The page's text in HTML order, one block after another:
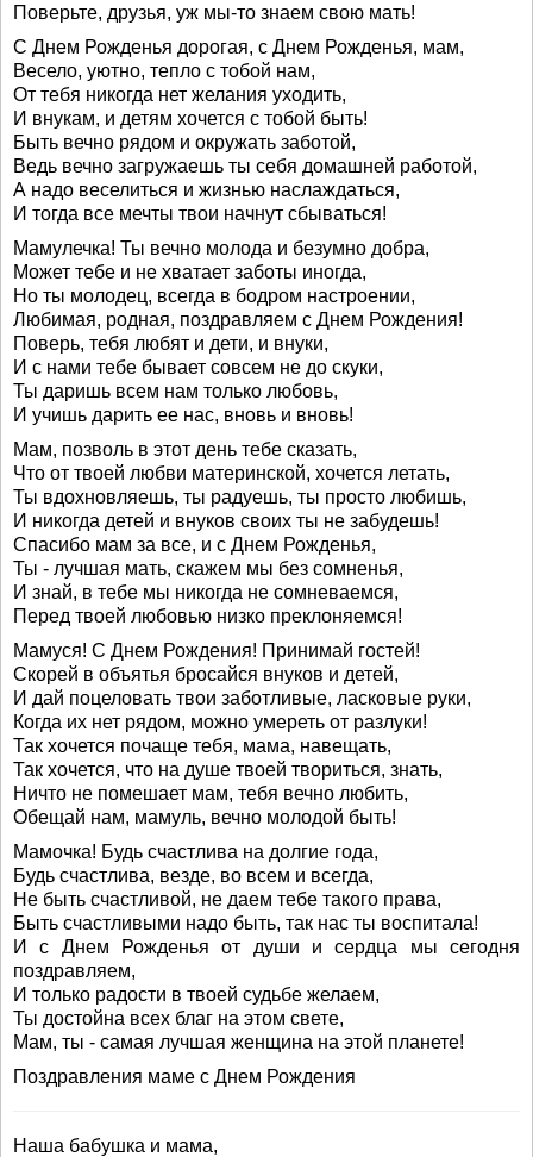
Поверьте, друзья, уж мы-то знаем свою мать!
С Днем Рожденья дорогая, с Днем Рожденья, мам,
Весело, уютно, тепло с тобой нам,
От тебя никогда нет желания уходить,
И внукам, и детям хочется с тобой быть!
Быть вечно рядом и окружать заботой,
Ведь вечно загружаешь ты себя домашней работой,
А надо веселиться и жизнью наслаждаться,
И тогда все мечты твои начнут сбываться!
Мамулечка! Ты вечно молода и безумно добра,
Может тебе и не хватает заботы иногда,
Но ты молодец, всегда в бодром настроении,
Любимая, родная, поздравляем с Днем Рождения!
Поверь, тебя любят и дети, и внуки,
И с нами тебе бывает совсем не до скуки,
Ты даришь всем нам только любовь,
И учишь дарить ее нас, вновь и вновь!
Мам, позволь в этот день тебе сказать,
Что от твоей любви материнской, хочется летать,
Ты вдохновляешь, ты радуешь, ты просто любишь,
И никогда детей и внуков своих ты не забудешь!
Спасибо мам за все, и с Днем Рожденья,
Ты - лучшая мать, скажем мы без сомненья,
И знай, в тебе мы никогда не сомневаемся,
Перед твоей любовью низко преклоняемся!
Мамуся! С Днем Рождения! Принимай гостей!
Скорей в объятья бросайся внуков и детей,
И дай поцеловать твои заботливые, ласковые руки,
Когда их нет рядом, можно умереть от разлуки!
Так хочется почаще тебя, мама, навещать,
Так хочется, что на душе твоей твориться, знать,
Ничто не помешает мам, тебя вечно любить,
Обещай нам, мамуль, вечно молодой быть!
Мамочка! Будь счастлива на долгие года,
Будь счастлива, везде, во всем и всегда,
Не быть счастливой, не даем тебе такого права,
Быть счастливыми надо быть, так нас ты воспитала!
И с Днем Рожденья от души и сердца мы сегодня
поздравляем,
И только радости в твоей судьбе желаем,
Ты достойна всех благ на этом свете,
Мам, ты - самая лучшая женщина на этой планете!
Поздравления маме с Днем Рождения
Наша бабушка и мама,